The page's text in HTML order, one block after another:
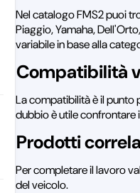
Nel catalogo FMS2 puoi
Piaggio, Yamaha,
variabile in base alla
Compatibilità
La compatibilità è il punto
dubbio è utile confrontare
Prodotti
Per completare il lavoro
del veicolo.